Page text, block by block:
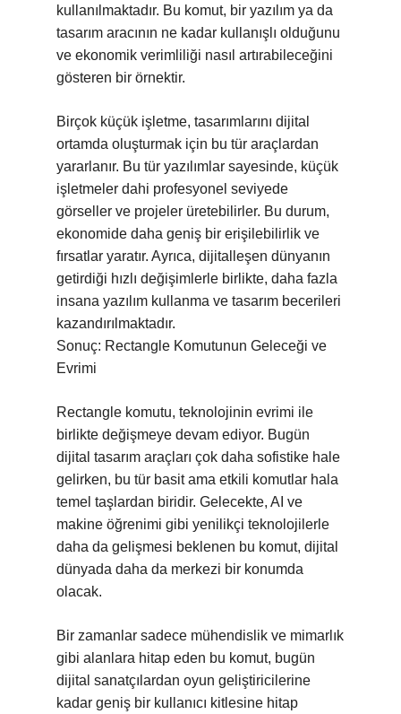
kullanılmaktadır. Bu komut, bir yazılım ya da
tasarım aracının ne kadar kullanışlı olduğunu
ve ekonomik verimliliği nasıl artırabileceğini
gösteren bir örnektir.
Birçok küçük işletme, tasarımlarını dijital
ortamda oluşturmak için bu tür araçlardan
yararlanır. Bu tür yazılımlar sayesinde, küçük
işletmeler dahi profesyonel seviyede
görseller ve projeler üretebilirler. Bu durum,
ekonomide daha geniş bir erişilebilirlik ve
fırsatlar yaratır. Ayrıca, dijitalleşen dünyanın
getirdiği hızlı değişimlerle birlikte, daha fazla
insana yazılım kullanma ve tasarım becerileri
kazandırılmaktadır.
Sonuç: Rectangle Komutunun Geleceği ve
Evrimi
Rectangle komutu, teknolojinin evrimi ile
birlikte değişmeye devam ediyor. Bugün
dijital tasarım araçları çok daha sofistike hale
gelirken, bu tür basit ama etkili komutlar hala
temel taşlardan biridir. Gelecekte, AI ve
makine öğrenimi gibi yenilikçi teknolojilerle
daha da gelişmesi beklenen bu komut, dijital
dünyada daha da merkezi bir konumda
olacak.
Bir zamanlar sadece mühendislik ve mimarlık
gibi alanlara hitap eden bu komut, bugün
dijital sanatçılardan oyun geliştiricilerine
kadar geniş bir kullanıcı kitlesine hitap